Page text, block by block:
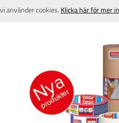
använder cookies. Klicka här för mer